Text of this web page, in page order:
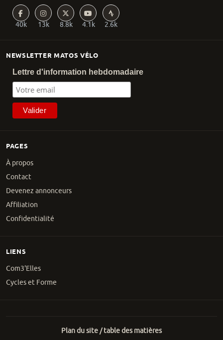
PAGES
À propos
Contact
Devenez annonceurs
Affiliation
Confidentialité
NEWSLETTER MATOS VÉLO
Lettre d'information hebdomadaire
40k 13k 8.8k 4.1k 2.6k
LIENS
Com3'Elles
Cycles et Forme
Plan du site / table des matières